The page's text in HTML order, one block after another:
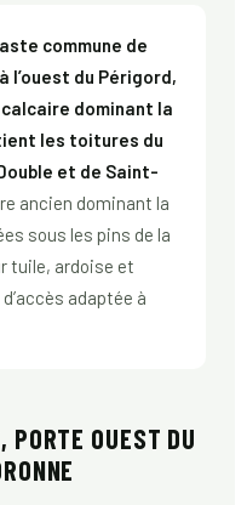
commune de
l’ouest du Périgord,
dominant la
les toitures du
et de Saint-
ancien dominant la
sous les pins de la
tuile, ardoise et
adaptée à
OUEST DU